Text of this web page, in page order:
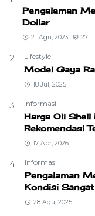
Pengalaman
Dollar
21 Agu, 2023 27
2 Lifestyle
Model Gaya
18 Jul, 2025
3 Informasi
Harga Oli
Rekomendasi
17 Apr, 2026
4 Informasi
Pengalaman
Kondisi Sangat
28 Agu, 2025